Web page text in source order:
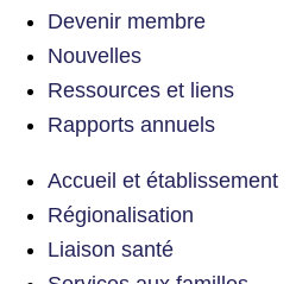
Devenir membre
Nouvelles
Ressources et liens
Rapports annuels
Accueil et établissement
Régionalisation
Liaison santé